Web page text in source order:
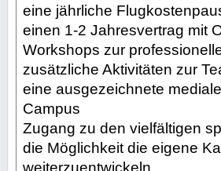
eine jährliche
einen 1-2 Jahresvertrag mit
Workshops zur
zusätzliche Aktivitäten zur
eine ausgezeichnete
Campus
Zugang zu den vielfältigen
die Möglichkeit die eigene
weiterzuentwickeln